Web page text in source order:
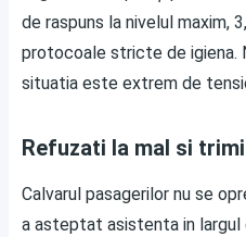
de raspuns la nivelul maxim,
protocoale stricte de igiena.
situatia este extrem de
Refuzati la mal si
Calvarul pasagerilor nu se
a asteptat asistenta in largul